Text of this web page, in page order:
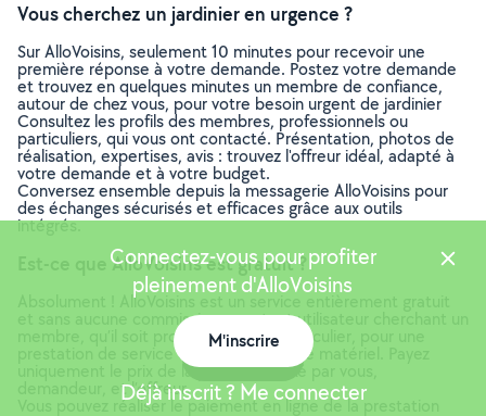
Vous cherchez un jardinier en urgence ?
Sur AlloVoisins, seulement 10 minutes pour recevoir une
première réponse à votre demande. Postez votre demande
et trouvez en quelques minutes un membre de confiance,
autour de chez vous, pour votre besoin urgent de jardinier
Consultez les profils des membres, professionnels ou
particuliers, qui vous ont contacté. Présentation, photos de
réalisation, expertises, avis : trouvez l'offreur idéal, adapté à
votre demande et à votre budget.
Conversez ensemble depuis la messagerie AlloVoisins pour
des échanges sécurisés et efficaces grâce aux outils
intégrés.
Est-ce que AlloVoisins est gratuit ?
Absolument ! AlloVoisins est un service entièrement gratuit
et sans aucune commission pour tout utilisateur cherchant un
membre, qu’il soit professionnel ou particulier, pour une
prestation de service ou une location de matériel. Payez
uniquement le prix de la prestation, fixé par vous,
demandeur, et l’offreur.
Vous pouvez réaliser le paiement en ligne de la prestation
Connectez-vous pour profiter
pleinement d'AlloVoisins
M'inscrire
Déjà inscrit ? Me connecter